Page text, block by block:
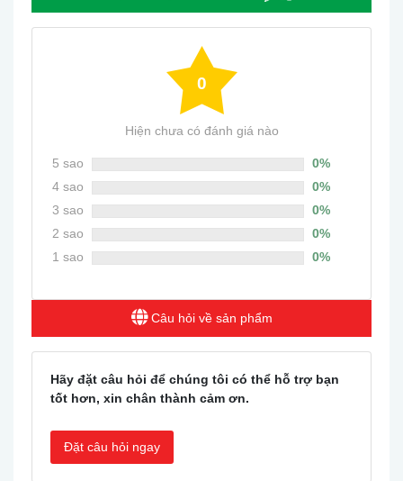
0
Hiện chưa có đánh giá nào
5 sao
0%
4 sao
0%
3 sao
0%
2 sao
0%
1 sao
0%
Câu hỏi về sản phẩm
Hãy đặt câu hỏi để chúng tôi có thể hỗ trợ bạn
tốt hơn, xin chân thành cảm ơn.
Đặt câu hỏi ngay